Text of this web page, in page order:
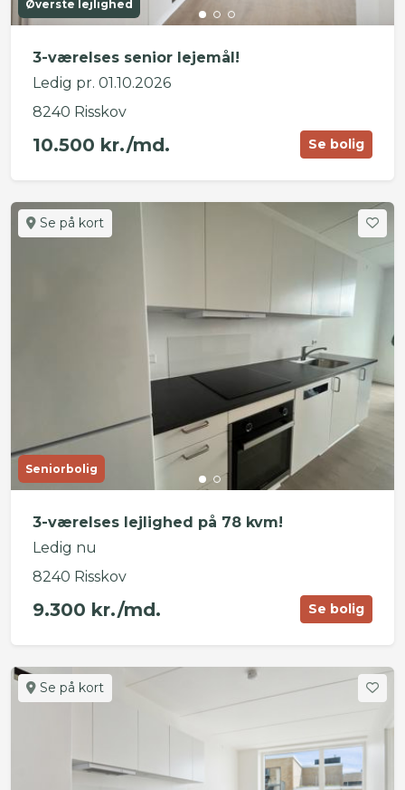
Øverste lejlighed
3-værelses senior lejemål!
Ledig pr. 01.10.2026
8240 Risskov
10.500 kr./md. Se bolig
Se på kort
Seniorbolig
3-værelses lejlighed på 78 kvm!
Ledig nu
8240 Risskov
9.300 kr./md. Se bolig
Se på kort